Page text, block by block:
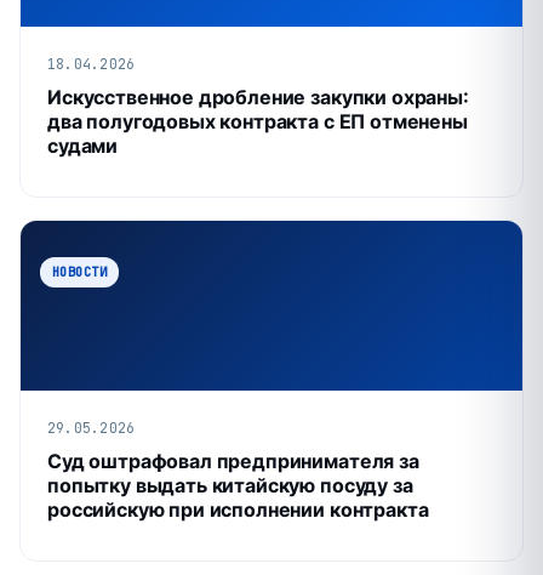
18.04.2026
Искусственное дробление закупки охраны:
два полугодовых контракта с ЕП отменены
судами
НОВОСТИ
29.05.2026
Суд оштрафовал предпринимателя за
попытку выдать китайскую посуду за
российскую при исполнении контракта